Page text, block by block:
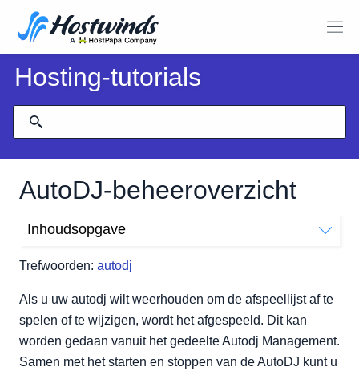
Hosting-tutorials
AutoDJ-beheeroverzicht
Trefwoorden: autodj
Inhoudsopgave
Wat kan ik beheren over de AutoDJ?
Als u uw autodj wilt weerhouden om de afspeellijst af te
spelen of te wijzigen, wordt het afgespeeld. Dit kan
worden gedaan vanuit het gedeelte Autodj Management.
Samen met het starten en stoppen van de AutoDJ kunt u